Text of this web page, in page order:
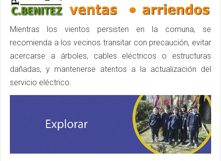
Mientras los vientos persisten en la comuna, se
recomienda a los vecinos transitar con precaución, evitar
acercarse a árboles, cables eléctricos o estructuras
dañadas, y mantenerse atentos a la actualización del
servicio eléctrico.